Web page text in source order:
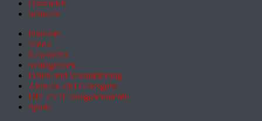
Österreich
Schweiz
Podcasts
Video
Newsletter
Schlagzeilen
Daten und Visualisierung
Aktuelle ZEIT-Ausgabe
DIE ZEIT Ausgabenarchiv
Spiele